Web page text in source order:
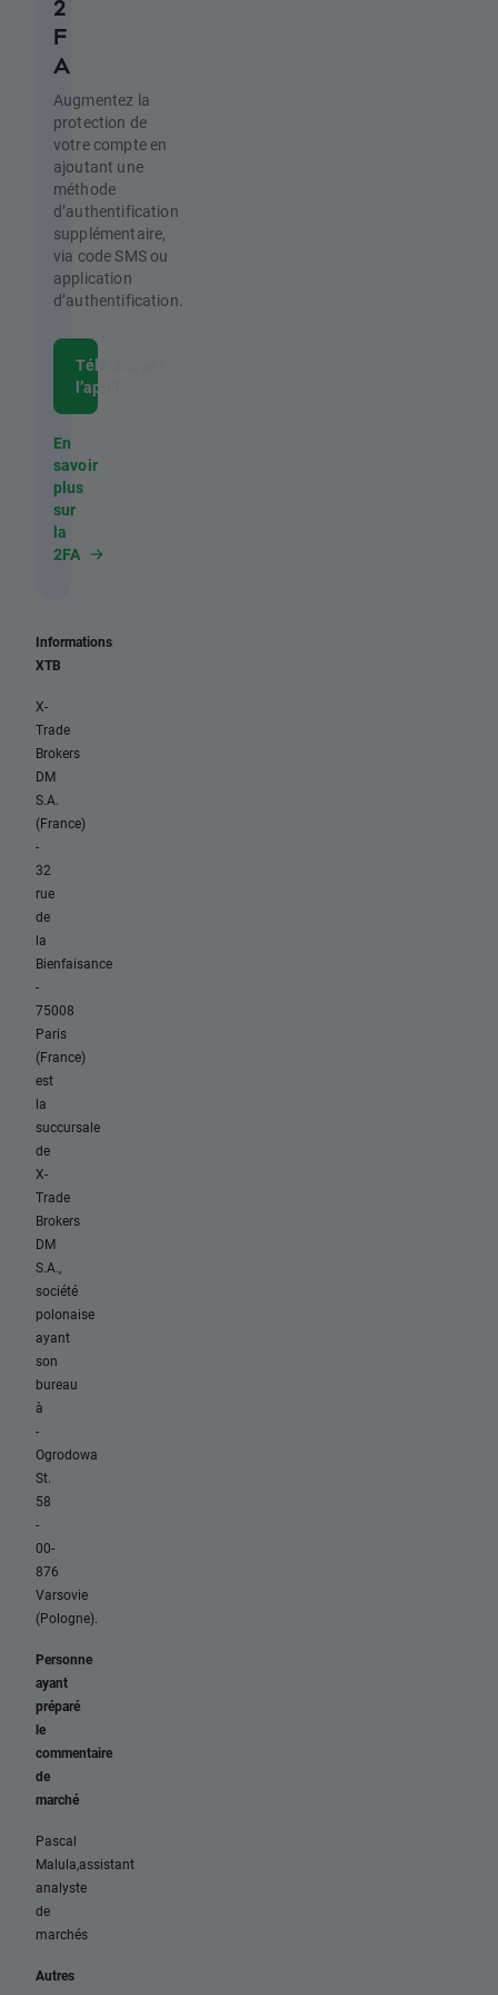
2
F
A
Augmentez la
protection de
votre compte en
ajoutant une
méthode
d’authentification
supplémentaire,
via code SMS ou
application
d’authentification.
Télécharger
l’appli
En
savoir
plus
sur
la
2FA
Informations
XTB
X-
Trade
Brokers
DM
S.A.
(France)
-
32
rue
de
la
Bienfaisance
-
75008
Paris
(France)
est
la
succursale
de
X-
Trade
Brokers
DM
S.A.,
société
polonaise
ayant
son
bureau
à
-
Ogrodowa
St.
58
-
00-
876
Varsovie
(Pologne).
Personne
ayant
préparé
le
commentaire
de
marché
Pascal
Malula,assistant
analyste
de
marchés
Autres